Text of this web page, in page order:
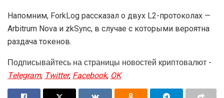
Напомним, ForkLog рассказал о двух L2-протоколах —
Arbitrum Nova и zkSync, в случае с которыми вероятна
раздача токенов.
Подписывайтесь на страницы новостей криптовалют -
Telegram, Twitter, Facebook, OK